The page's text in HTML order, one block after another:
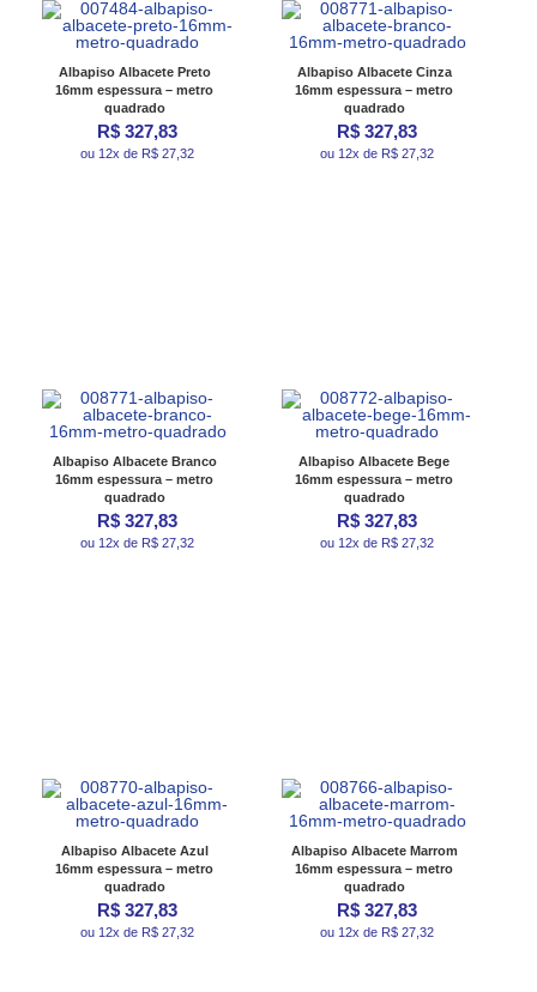
Albapiso Albacete Preto
16mm espessura – metro
quadrado
R$ 327,83
ou 12x de R$ 27,32
Albapiso Albacete Cinza
16mm espessura – metro
quadrado
R$ 327,83
ou 12x de R$ 27,32
Albapiso Albacete Branco
16mm espessura – metro
quadrado
R$ 327,83
ou 12x de R$ 27,32
Albapiso Albacete Bege
16mm espessura – metro
quadrado
R$ 327,83
ou 12x de R$ 27,32
Albapiso Albacete Azul
16mm espessura – metro
quadrado
R$ 327,83
ou 12x de R$ 27,32
Albapiso Albacete Marrom
16mm espessura – metro
quadrado
R$ 327,83
ou 12x de R$ 27,32